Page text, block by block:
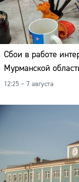
Сбои в работе
Мурманской
12:25 – 7 августа